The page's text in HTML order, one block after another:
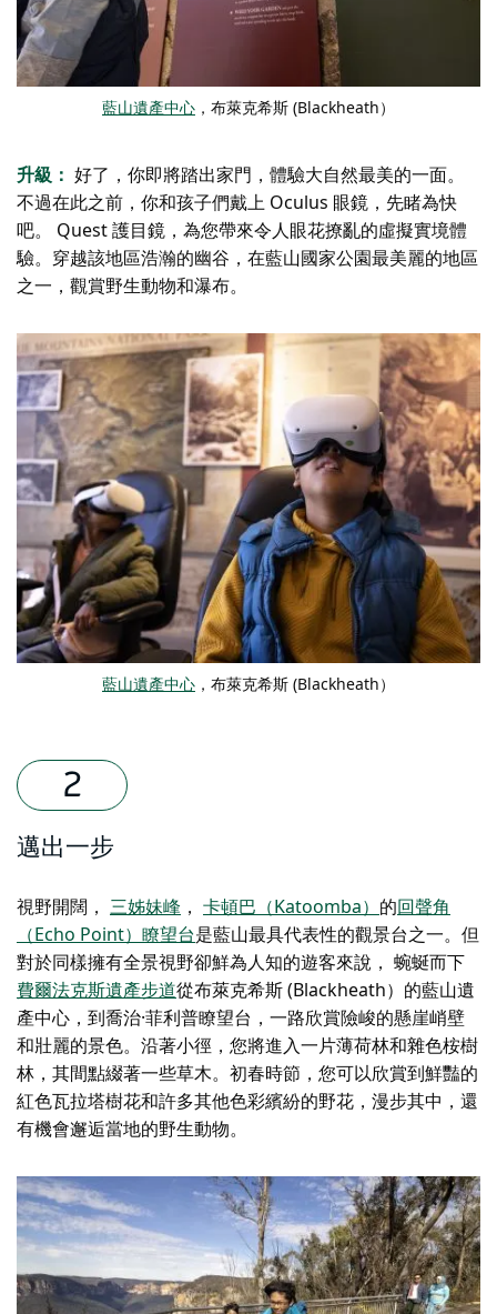
藍山遺產中心 ，布萊克希斯 (Blackheath）
升級： 好了，你即將踏出家門，體驗大自然最美的一面。
不過在此之前，你和孩子們戴上 Oculus 眼鏡，先睹為快
吧。
Quest 護目鏡，為您帶來令人眼花撩亂的虛擬實境體
驗。穿越該地區浩瀚的幽谷，在藍山國家公園最美麗的地區
之一，觀賞野生動物和瀑布。
藍山遺產中心 ，布萊克希斯 (Blackheath）
邁出一步
視野開闊， 三姊妹峰 ， 卡頓巴（Katoomba） 的回聲角
（Echo Point）瞭望台是藍山最具代表性的觀景台之一。但
對於同樣擁有全景視野卻鮮為人知的遊客來說， 蜿蜒而下
費爾法克斯遺產步道從布萊克希斯 (Blackheath）的藍山遺
產中心，到喬治·菲利普瞭望台，一路欣賞險峻的懸崖峭壁
和壯麗的景色。沿著小徑，您將進入一片薄荷林和雜色桉樹
林，其間點綴著一些草木。初春時節，您可以欣賞到鮮豔的
紅色瓦拉塔樹花和許多其他色彩繽紛的野花，漫步其中，還
有機會邂逅當地的野生動物。